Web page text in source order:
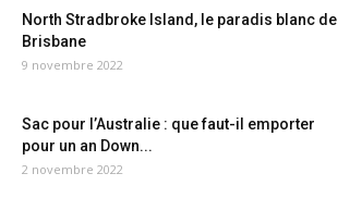
North Stradbroke Island, le paradis blanc de
Brisbane
9 novembre 2022
Sac pour l’Australie : que faut-il emporter
pour un an Down...
2 novembre 2022